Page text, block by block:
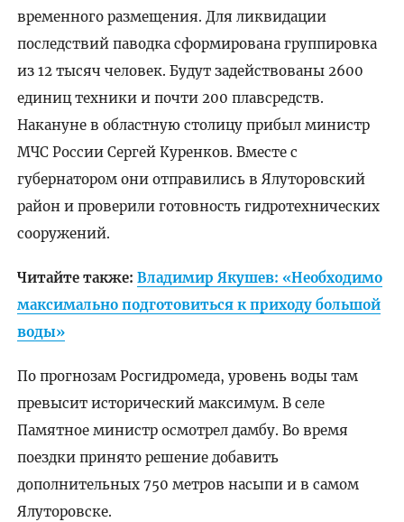
временного размещения. Для ликвидации
последствий паводка сформирована группировка
из 12 тысяч человек. Будут задействованы 2600
единиц техники и почти 200 плавсредств.
Накануне в областную столицу прибыл министр
МЧС России Сергей Куренков. Вместе с
губернатором они отправились в Ялуторовский
район и проверили готовность гидротехнических
сооружений.
Читайте также: Владимир Якушев: «Необходимо
максимально подготовиться к приходу большой
воды»
По прогнозам Росгидромеда, уровень воды там
превысит исторический максимум. В селе
Памятное министр осмотрел дамбу. Во время
поездки принято решение добавить
дополнительных 750 метров насыпи и в самом
Ялуторовске.